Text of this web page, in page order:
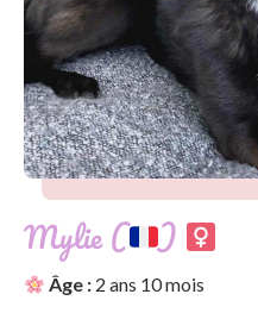
Mylie ( )
Âge : 2 ans 10 mois